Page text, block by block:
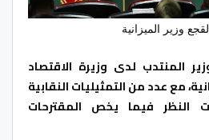
وزير الميزانية
المنتدب لدى وزيرة الاقتصاد
مع عدد من التمثيليات النقابية
النظر فيما يخص المقترحات